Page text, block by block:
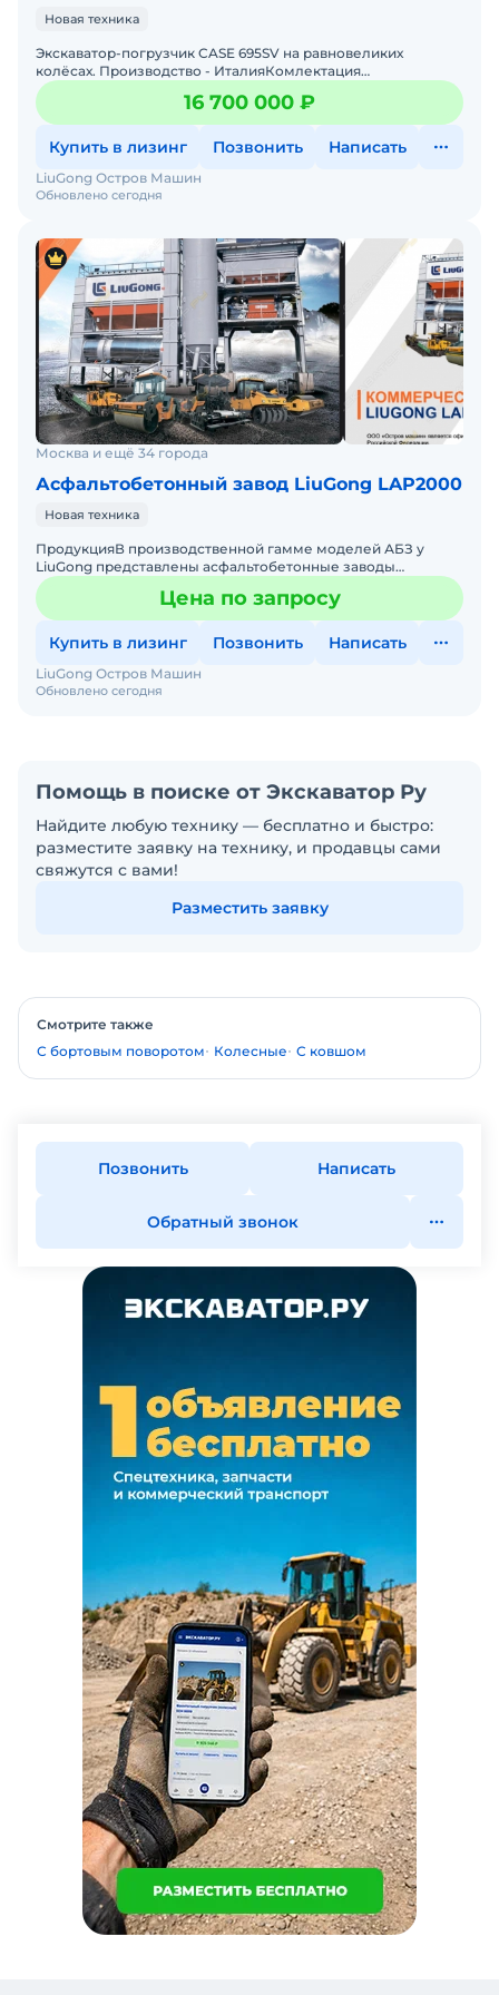
Новая техника
Экскаватор-погрузчик CASE 695SV на равновеликих
колёсах. Производство - ИталияКомлектация
PremiumШины MichelinАксеально-поршневой насос
16 700 000 ₽
Купить в лизинг Позвонить Написать
Обновлено сегодня
LiuGong Остров Машин
Москва и ещё 34 города
Асфальтобетонный завод LiuGong LAP2000
Новая техника
ПродукцияВ производственной гамме моделей АБЗ у
LiuGong представлены асфальтобетонные заводы
циклического действия всех типов исполнения.Заводы
циклического типЦена по запросу
Купить в лизинг Позвонить Написать
Обновлено сегодня
LiuGong Остров Машин
Помощь в поиске от Экскаватор Ру
Найдите любую технику — бесплатно и быстро:
разместите заявку на технику, и продавцы сами
свяжутся с вами!
Разместить заявку
Смотрите также
С бортовым поворотом
Колесные С ковшом
Позвонить Написать
Обратный звонок